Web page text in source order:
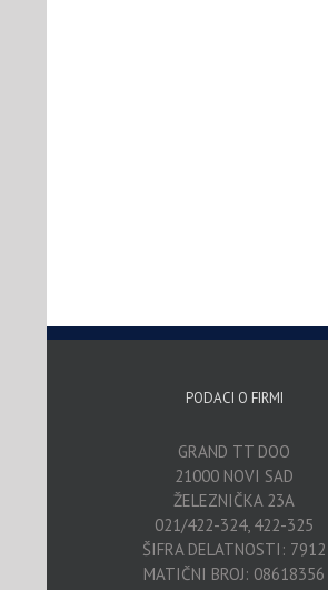
PODACI O FIRMI
GRAND TT DOO
21000 NOVI SAD
ŽELEZNIČKA 23A
021/422-324, 422-325
ŠIFRA DELATNOSTI: 7912
MATIČNI BROJ: 08618356